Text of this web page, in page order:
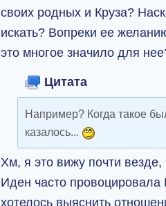
своих родных и Круза?
искать? Вопреки ее
это многое значило для
Цитата
Например? Когда такое
казалось...
Хм, я это вижу почти
Иден часто провоцировала
хотелось выяснить